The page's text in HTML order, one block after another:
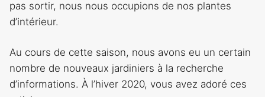
pas sortir, nous nous occupions de nos plantes
d’intérieur.
Au cours de cette saison, nous avons eu un certain
nombre de nouveaux jardiniers à la recherche
d’informations. À l’hiver 2020, vous avez adoré ces